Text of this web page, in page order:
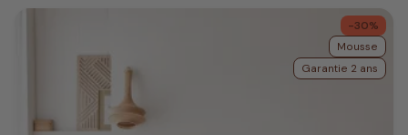
-30%
Mousse
Garantie 2 ans